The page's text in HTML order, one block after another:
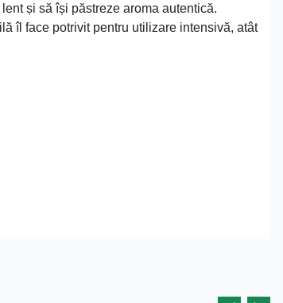
și să își păstreze aroma autentică.
îl face potrivit pentru utilizare intensivă, atât